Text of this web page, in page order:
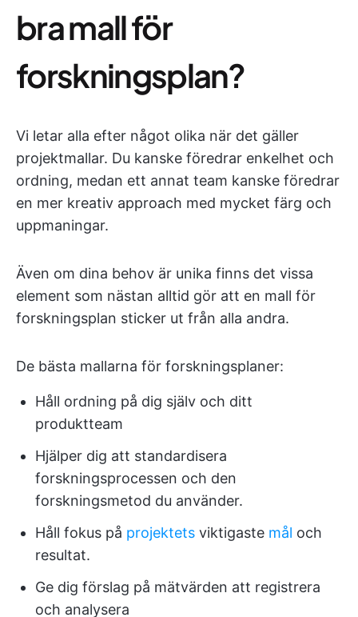
bra mall för
forskningsplan?
Vi letar alla efter något olika när det gäller
projektmallar. Du kanske föredrar enkelhet och
ordning, medan ett annat team kanske föredrar
en mer kreativ approach med mycket färg och
uppmaningar.
Även om dina behov är unika finns det vissa
element som nästan alltid gör att en mall för
forskningsplan sticker ut från alla andra.
De bästa mallarna för forskningsplaner:
Håll ordning på dig själv och ditt
produktteam
Hjälper dig att standardisera
forskningsprocessen och den
forskningsmetod du använder.
Håll fokus på projektets viktigaste mål och
resultat.
Ge dig förslag på mätvärden att registrera
och analysera